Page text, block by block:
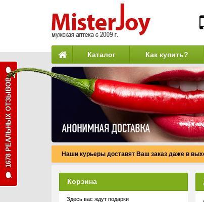
Каталог Как купить?
Наши курьеры доставят Ваш заказ даже в
Корзина
Здесь вас ждут подарки
1678 РЕАЛЬНЫХ ОТЗЫВОВ